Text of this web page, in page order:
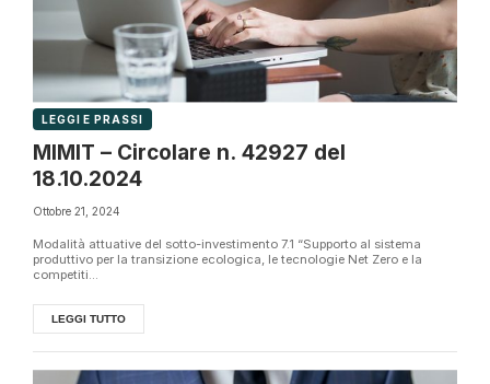
LEGGI E PRASSI
MIMIT – Circolare n. 42927 del
18.10.2024
Ottobre 21, 2024
Modalità attuative del sotto-investimento 7.1 “Supporto al sistema
produttivo per la transizione ecologica, le tecnologie Net Zero e la
competiti...
LEGGI TUTTO